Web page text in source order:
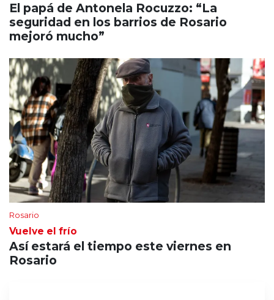
El papá de Antonela Rocuzzo: “La
seguridad en los barrios de Rosario
mejoró mucho”
Rosario
Vuelve el frío
Así estará el tiempo este viernes en
Rosario